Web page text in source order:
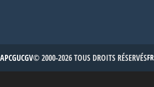
CGUCGV© 2000-2026 TOUS DROITS RÉSERVÉSFR